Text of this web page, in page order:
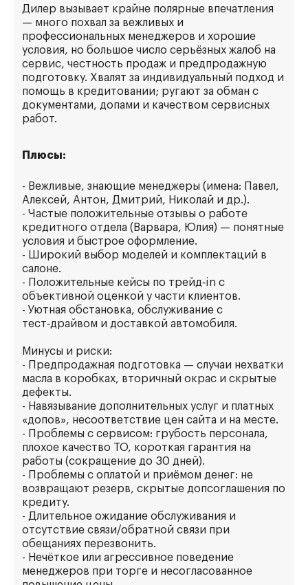
Дилер вызывает крайне полярные впечатления
— много похвал за вежливых и
профессиональных менеджеров и хорошие
условия, но большое число серьёзных жалоб на
сервис, честность продаж и предпродажную
подготовку. Хвалят за индивидуальный подход и
помощь в кредитовании; ругают за обман с
документами, допами и качеством сервисных
работ.
Плюсы:
- Вежливые, знающие менеджеры (имена: Павел,
Алексей, Антон, Дмитрий, Николай и др.).
- Частые положительные отзывы о работе
кредитного отдела (Варвара, Юлия) — понятные
условия и быстрое оформление.
- Широкий выбор моделей и комплектаций в
салоне.
- Положительные кейсы по трейд‑in с
объективной оценкой у части клиентов.
- Уютная обстановка, обслуживание с
тест‑драйвом и доставкой автомобиля.
Минусы и риски:
- Предпродажная подготовка — случаи нехватки
масла в коробках, вторичный окрас и скрытые
дефекты.
- Навязывание дополнительных услуг и платных
«допов», несоответствие цен сайта и на месте.
- Проблемы с сервисом: грубость персонала,
плохое качество ТО, короткая гарантия на
работы (сокращение до 30 дней).
- Проблемы с оплатой и приёмом денег: не
возвращают резерв, скрытые допсоглашения по
кредиту.
- Длительное ожидание обслуживания и
отсутствие связи/обратной связи при
обещаниях перезвонить.
- Нечёткое или агрессивное поведение
менеджеров при торге и несогласованное